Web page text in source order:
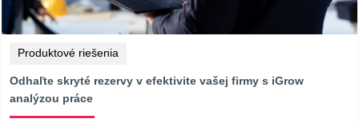
Produktové riešenia
Odhaľte skryté rezervy v efektivite vašej firmy s iGrow
analýzou práce